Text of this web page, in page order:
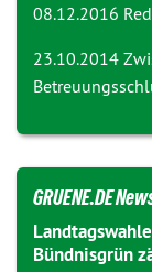
08.12.2016
23.10.2014
GRUENE.DE
Bündnisgrün